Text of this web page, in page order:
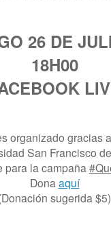
26 DE
18H00
organizado gracias
San Francisco
para la campaña
Dona aquí
sugerida $5)